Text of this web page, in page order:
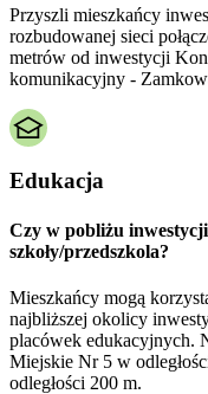
Przyszli mieszkańcy
rozbudowanej sieci
metrów od inwestycji
komunikacyjny -
Edukacja
Czy w pobliżu
szkoły/przedszkola?
Mieszkańcy mogą
najbliższej okolicy
placówek edukacyjnych.
Miejskie Nr 5 w
odległości 200 m.